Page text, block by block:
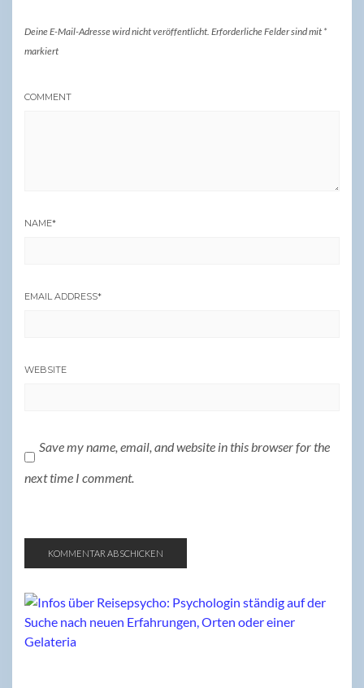
Deine E-Mail-Adresse wird nicht veröffentlicht. Erforderliche Felder sind mit *
markiert
COMMENT
NAME*
EMAIL ADDRESS*
WEBSITE
Save my name, email, and website in this browser for the
next time I comment.